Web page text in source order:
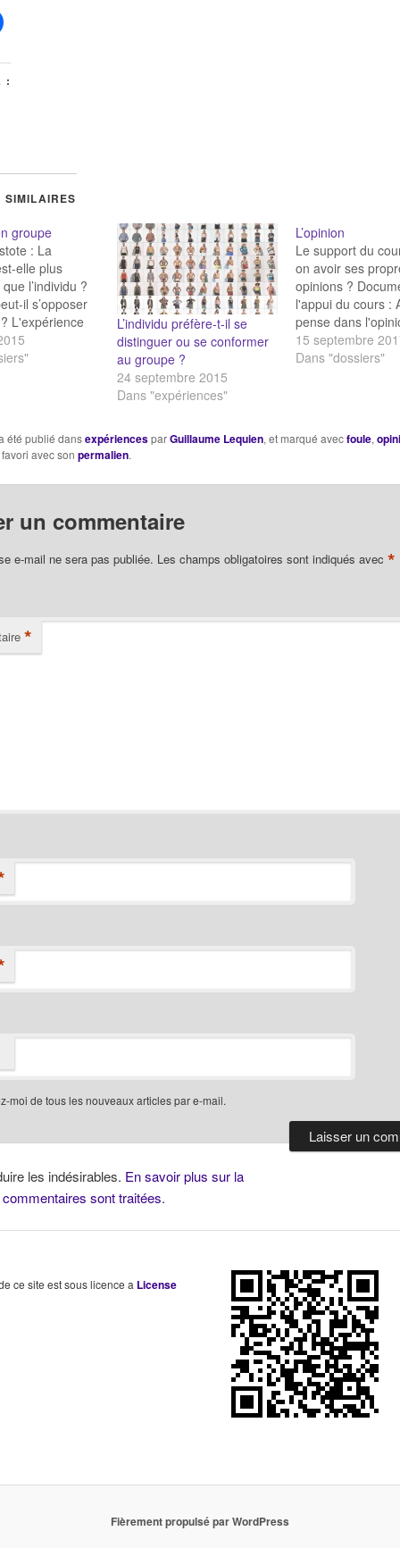
:
SIMILAIRES
groupe
: La
elle plus
l’individu ?
il s’opposer
L'expérience
L’individu
distinguer ou
meilleure que
Le…
L’individu préfère-t-il se
distinguer ou se conformer
au groupe ?
24 septembre 2015
Dans "expériences"
L’opinion
Le support du
on avoir ses
opinions ?
l'appui du cours :
pense dans
Schopenhauer :
avoir des opinions
est-elle un…
15 septembre
Dans "dossiers"
été publié dansexpériencesparGuillaume Lequien, et marqué avecfoule,
avec son permalien.
un commentaire
e-mail ne sera pas publiée. Les champs obligatoires sont indiqués avec *
*
moi de tous les nouveaux articles par e-mail.
les indésirables. En savoir plus sur la
sont traitées.
ce site est sous licence a License
Fièrement propulsé par WordPress